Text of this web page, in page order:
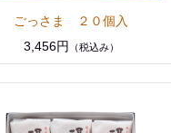
ごっさま ２０個入
3,456円
（税込み）